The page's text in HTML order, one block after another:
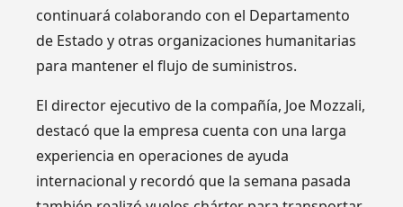
continuará colaborando con el Departamento
de Estado y otras organizaciones humanitarias
para mantener el flujo de suministros.
El director ejecutivo de la compañía, Joe Mozzali,
destacó que la empresa cuenta con una larga
experiencia en operaciones de ayuda
internacional y recordó que la semana pasada